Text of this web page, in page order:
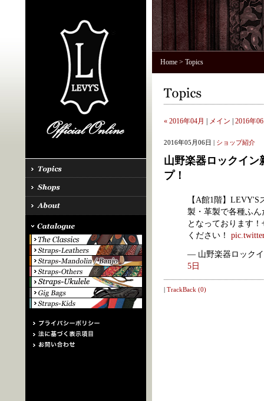
Home> Topics
« 2016年04月 メイン 2016年
2016年05月06日 | ショップ紹介
山野楽器ロックイ
プ！
【A館1階】
製・革製で各種ふ
となっております
ください！
— 山野楽器ロック
5日
| TrackBack (0)